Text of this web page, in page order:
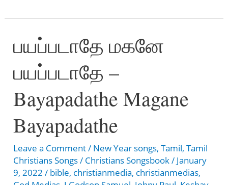
பொறக்குது
Nalla
Kalam
பயப்படாதே மகனே
பயப்படாதே –
Bayapadathe Magane
Bayapadathe
Leave a Comment/ New Year songs,Tamil,Tamil
Christians Songs/ Christians Songsbook/ January
9, 2022/ bible, christianmedia, christianmedias,